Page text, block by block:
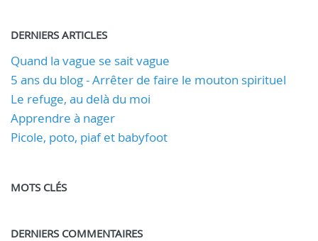
DERNIERS ARTICLES
Quand la vague se sait vague
5 ans du blog - Arrêter de faire le mouton spirituel
Le refuge, au delà du moi
Apprendre à nager
Picole, poto, piaf et babyfoot
MOTS CLÉS
DERNIERS COMMENTAIRES